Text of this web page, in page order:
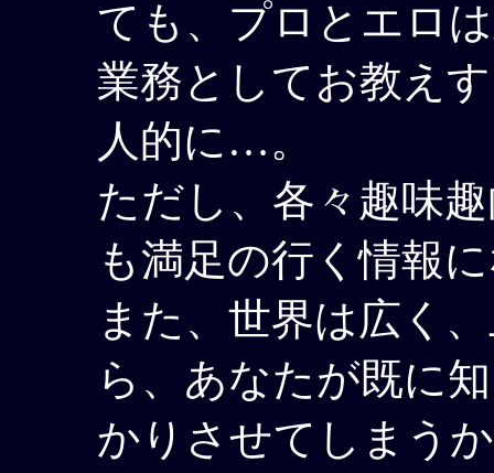
ても、プロとエロ
業務としてお教え
人的に…。
ただし、各々趣味
も満足の行く情報
また、世界は広く
ら、あなたが既に
かりさせてしまう